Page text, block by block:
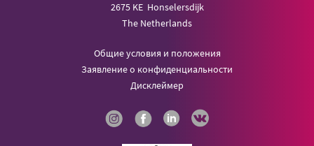
2675 KE Honselersdijk
The Netherlands
Общие условия и положения
Заявление о конфиденциальности
Дисклеймер